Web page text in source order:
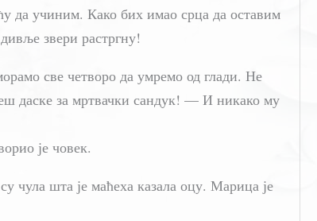
учиним. Како бих имао срца да оставим
звери растргну!
све четворо да умремо од глади. Не
даске за мртвачки сандук! — И никако му
је човек.
чула шта је маћеха казала оцу. Марица је